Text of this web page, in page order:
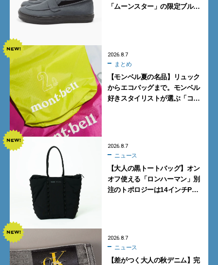
「ムーンスター」の限定ブルー
2026.8.7
まとめ
【モンベル夏の名品】リュック
からエコバッグまで。モンベル
好きスタイリストが選ぶ「コス
2026.8.7
ニュース
【大人の黒トートバッグ】オン
オフ使える「ロンハーマン」別
注のトポロジーは14インチPC
2026.8.7
ニュース
【差がつく大人の秋デニム】完